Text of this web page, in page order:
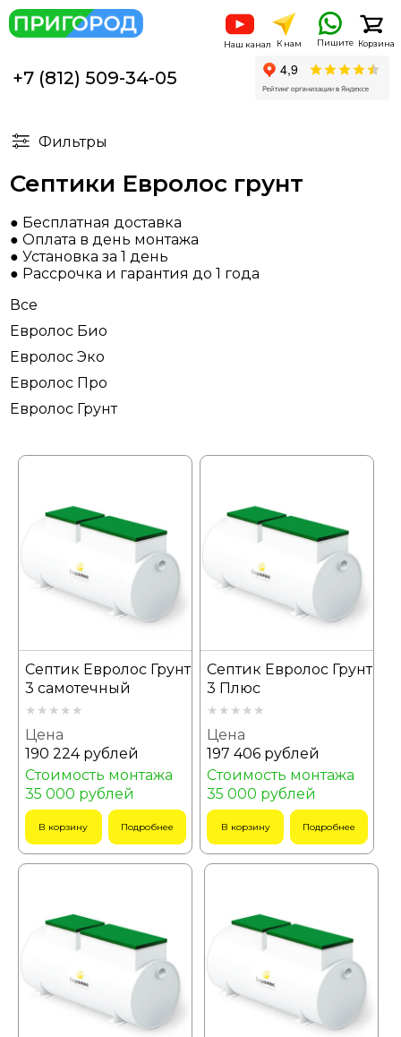
Наш канал К нам Пишите Корзина
+7 (812) 509-34-05
Фильтры
Септики Евролос грунт
● Бесплатная доставка
● Оплата в день монтажа
● Установка за 1 день
● Рассрочка и гарантия до 1 года
Все
Евролос Био
Евролос Эко
Евролос Про
Евролос Грунт
Септик Евролос Грунт
3 самотечный
Цена
190 224 рублей
Стоимость монтажа
35 000 рублей
В корзину Подробнее
Септик Евролос Грунт
3 Плюс
Цена
197 406 рублей
Стоимость монтажа
35 000 рублей
В корзину Подробнее